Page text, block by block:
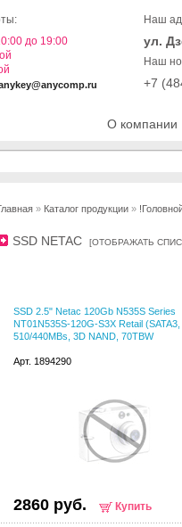
О компании
до 19:00
Наш
ул.
Наш
+7
» Каталог продукции »
SSD NETAC [ОТОБРАЖАТЬ
SSD 2.5" Netac 120Gb N535S Series
NT01N535S-120G-S3X Retail
510/440MBs, 3D NAND, 70TBW
Арт. 1894290
2860 руб. Купить